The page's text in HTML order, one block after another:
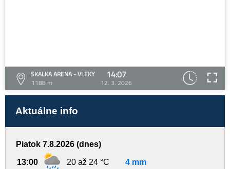
SKALKA ARENA - VLEKY
1188 m
14:07
12. 3. 2026
Aktuálne info
Piatok 7.8.2026 (dnes)
13:00 20 až 24 °C 4 mm